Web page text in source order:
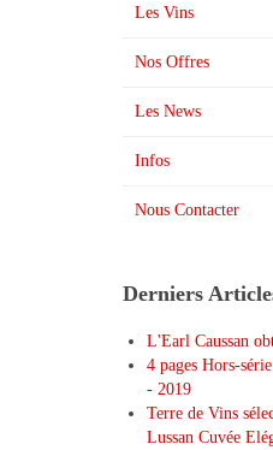
Les Vins
Nos Offres
Les News
Infos
Nous Contacter
Derniers
L'Earl Caussan
4 pages Hors-
- 2019
Terre de Vins
Lussan Cuvée